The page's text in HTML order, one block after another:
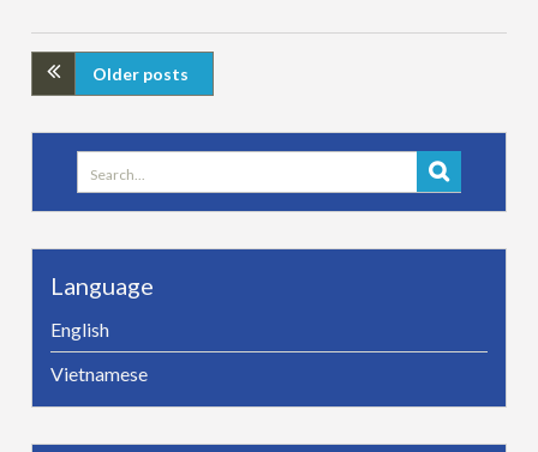
Older posts
Search
for:
Language
English
Vietnamese